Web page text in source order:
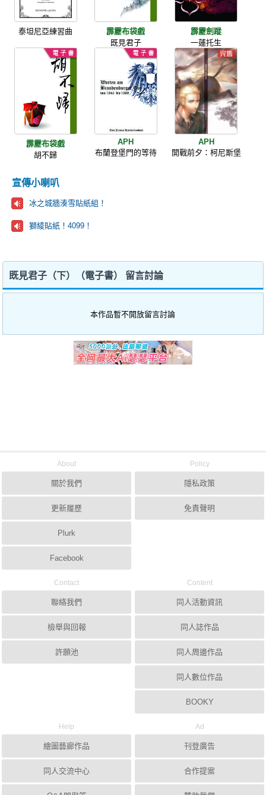
泰坦尼亞練習曲
霹靂布袋戲
既見君子
霹靂劍蹤
一蓮托生
霹靂布袋戲
胡不歸
APH
布蘭登堡門的等待
APH
開戰前夕：柯尼斯堡
宣傳小喇叭
冰之城牆湊雪貼紙組！
獅綾貼紙！4099！
既見君子（下）（電子書） 留言討論
本作品暫不開放留言討論
About
關於我們
更新履歷
Plurk
Facebook
Policy
隱私政策
免責聲明
Contact
聯絡我們
檢舉與回報
許願池
Content
同人活動資訊
同人誌作品
同人周邊作品
同人數位作品
BOOKY
Help
繪圖藝廊作品
同人交流中心
Ad
刊登廣告
合作提案